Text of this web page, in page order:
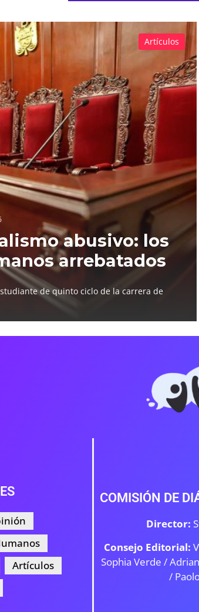
abusivo: los
arrebatados
de quinto ciclo de la carrera de
Artículos
Artículos
COMISIÓN DE
Director:
Consejo Editorial:
Sophia Verde /
/